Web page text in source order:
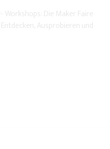
Workshops: Die Maker Faire
Ausprobieren und